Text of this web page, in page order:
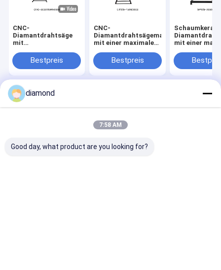
CNC-
Diamantdrahtsäge
mit
für maximale
Verarbeitungsgröße
CE- und ISO9001-
zertifiziert
Bestpreis
CNC-
Diamantdrahtsägemaschine
mit einer maximalen
von 1500 x 3000 x
1200 mm, 11-kW-
360°-Drehung
Bestpreis
mit einer
von 2000 mm
mm * 1200
Hauptmotor
Startseite
Sitemap
Privacy Policy
Diamond Wire Saw MachineChina Fabrik.Copyright © 2026
Fujian Xianda Machinery co.,ltd. All Rights Reserved.
diamond
7:58 AM
Good day, what product are you looking for?